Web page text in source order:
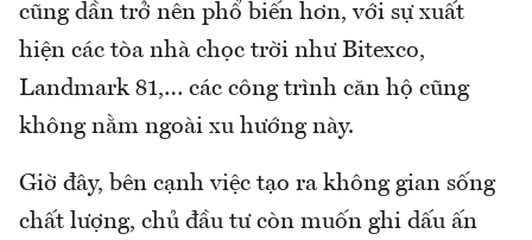
cũng dần trở nên phổ biến hơn, với sự xuất
hiện các tòa nhà chọc trời như Bitexco,
Landmark 81,… các công trình căn hộ cũng
không nằm ngoài xu hướng này.
Giờ đây, bên cạnh việc tạo ra không gian sống
chất lượng, chủ đầu tư còn muốn ghi dấu ấn